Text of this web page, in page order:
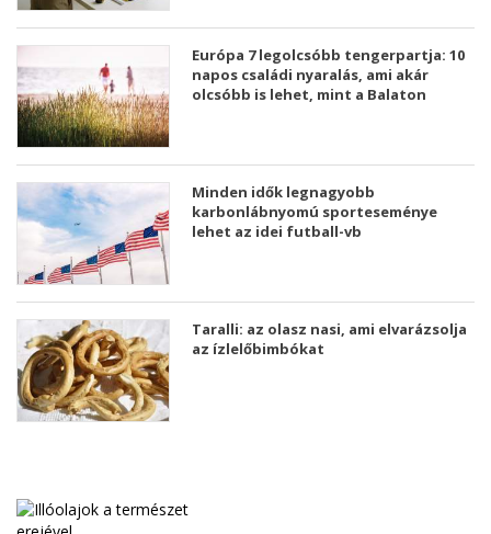
Európa 7 legolcsóbb tengerpartja: 10
napos családi nyaralás, ami akár
olcsóbb is lehet, mint a Balaton
Minden idők legnagyobb
karbonlábnyomú sporteseménye
lehet az idei futball-vb
Taralli: az olasz nasi, ami elvarázsolja
az ízlelőbimbókat